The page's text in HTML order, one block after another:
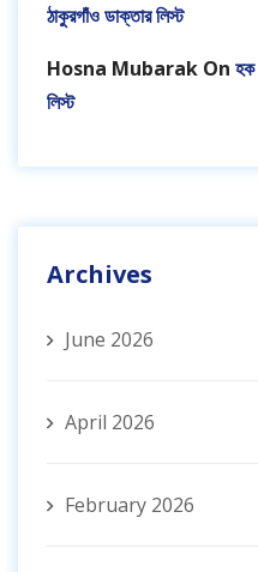
ঠাকুরগাঁও ডাক্তার লিস্ট
Hosna Mubarak On হক
লিস্ট
Archives
June 2026
April 2026
February 2026